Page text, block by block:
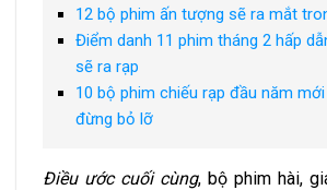
12 bộ phim ấn tượng sẽ ra mắt
Điểm danh 11 phim tháng 2 hấp
sẽ ra rạp
10 bộ phim chiếu rạp đầu năm
đừng bỏ lỡ
Điều ước cuối cùng, bộ phim hài,